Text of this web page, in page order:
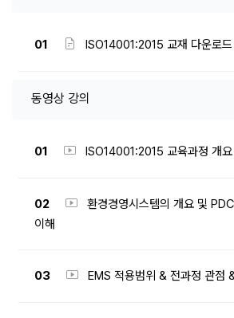
01 ISO14001:2015 교재 다운로드
동영상 강의
01 ISO14001:2015 교육과정 개요
02
환경경영시스템의 개요 및
이해
03 EMS 적용범위 & 전과정 관점